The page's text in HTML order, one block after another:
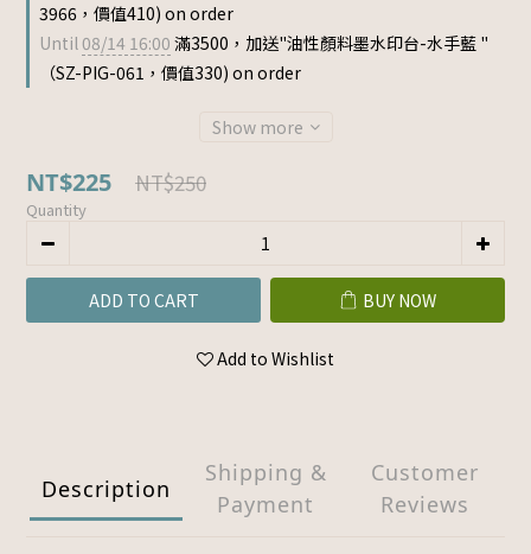
3966，價值410) on order
Until 08/14 16:00 滿3500，加送"油性顏料墨水印台-水手藍 "
（SZ-PIG-061，價值330) on order
Show more
NT$225 NT$250
Quantity
ADD TO CART BUY NOW
Add to Wishlist
Description
Shipping &
Payment
Customer
Reviews